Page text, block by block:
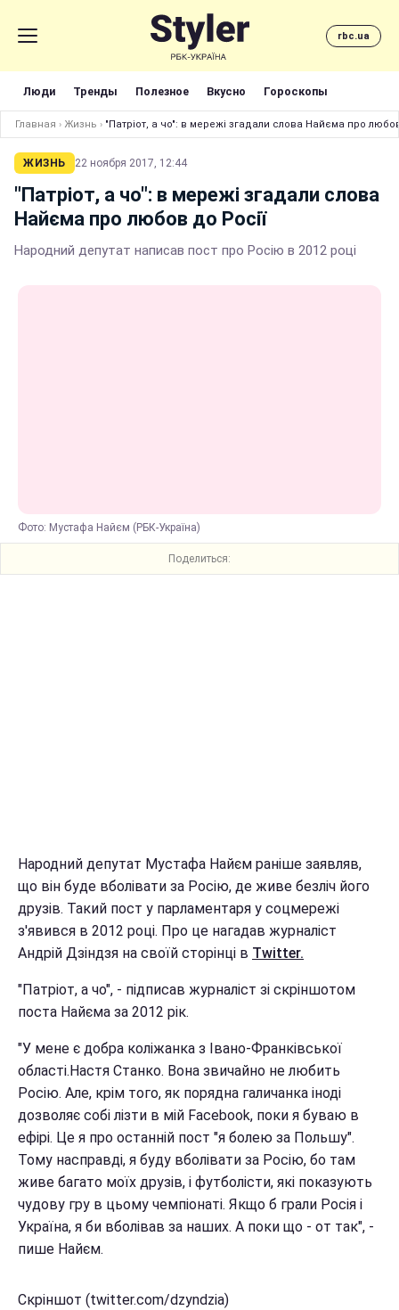
rbc.ua
Люди Тренды Полезное Вкусно Гороскопы
Главная › Жизнь › "Патріот, а чо": в мережі згадали слова Найєма про
ЖИЗНЬ 22 ноября 2017, 12:44
"Патріот, а чо": в мережі згадали слова
Найєма про любов до Росії
Народний депутат написав пост про Росію в 2012 році
Фото: Мустафа Найєм (РБК-Україна)
Поделиться:
Народний депутат Мустафа Найєм раніше заявляв,
що він буде вболівати за Росію, де живе безліч його
друзів. Такий пост у парламентаря у соцмережі
з'явився в 2012 році. Про це нагадав журналіст
Андрій Дзіндзя на своїй сторінці в Twitter.
"Патріот, а чо", - підписав журналіст зі скріншотом
поста Найєма за 2012 рік.
"У мене є добра коліжанка з Івано-Франківської
області.Настя Станко. Вона звичайно не любить
Росію. Але, крім того, як порядна галичанка іноді
дозволяє собі лізти в мій Facebook, поки я буваю в
ефірі. Це я про останній пост "я болею за Польшу".
Тому насправді, я буду вболівати за Росію, бо там
живе багато моїх друзів, і футболісти, які показують
чудову гру в цьому чемпіонаті. Якщо б грали Росія і
Україна, я би вболівав за наших. А поки що - от так", -
пише Найєм.
Скріншот (twitter.com/dzyndzia)